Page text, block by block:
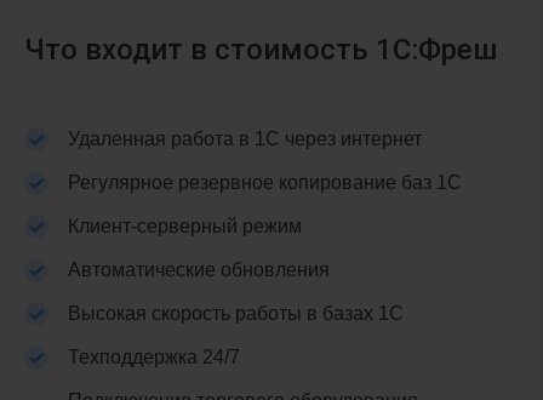
Что входит в стоимость 1С:Фреш
Удаленная работа в 1С через интернет
Регулярное резервное копирование баз 1С
Клиент-серверный режим
Автоматические обновления
Высокая скорость работы в базах 1С
Техподдержка 24/7